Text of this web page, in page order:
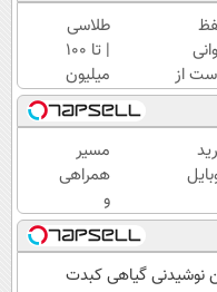
از
با
طلاسی
| تا 100
میلیون
وام
آنی
خرید
طلا💰
ثبت
نام
کن!
| در
مسیر
همراهی
و
گزارش
عملکرد
گروه
نوشیدنی گیاهی کبدت